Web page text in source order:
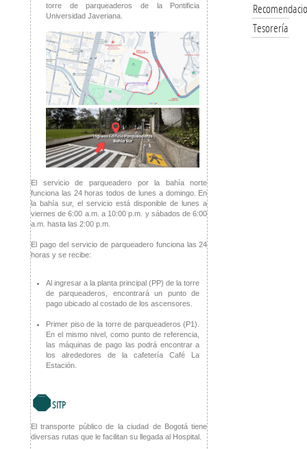
torre de parqueaderos de la Pontificia
Universidad Javeriana.
El servicio de parqueadero por la bahía norte
funciona las 24 horas todos de lunes a domingo. En
la bahía sur, el servicio está disponible de lunes a
viernes de 6:00 a.m. a 10:00 p.m. y sábados de 6:00
a.m. hasta las 2:00 p.m.
El pago del servicio de parqueadero funciona las 24
horas y se recibe:
Al ingresar a la planta principal (PP) de la torre
de parqueaderos, encontrará un punto de
pago ubicado al costado de los ascensores.
Primer piso de la torre de parqueaderos (P1).
En el mismo nivel, como punto de referencia,
las máquinas de pago las podrá encontrar a
los alrededores de la cafetería Café La
Estación.
'SITP
El transporte público de la ciudad de Bogotá tiene
diversas rutas que le facilitan su llegada al Hospital.
Tesorería